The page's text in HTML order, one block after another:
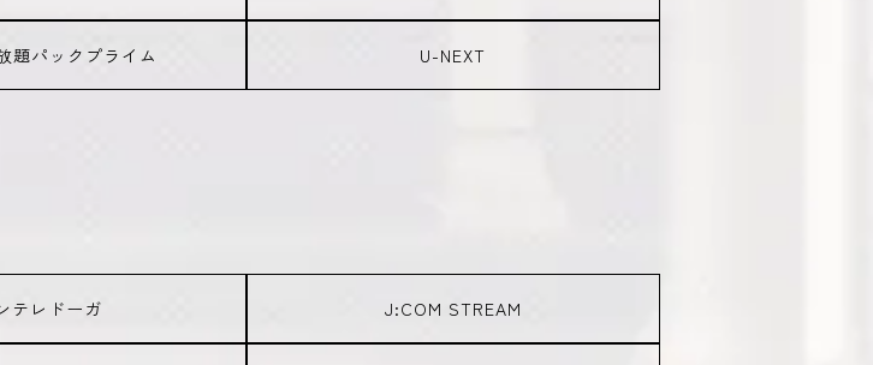
題パックプライム U-NEXT
テレドーガ J:COM STREAM